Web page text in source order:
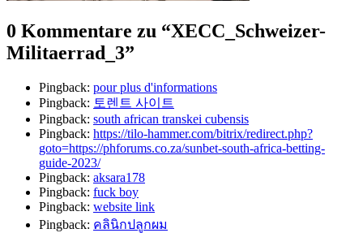
0 Kommentare zu “XECC_Schweizer-
Militaerrad_3”
Pingback: pour plus d'informations
Pingback: 토렌트 사이트
Pingback: south african transkei cubensis​
Pingback: https://tilo-hammer.com/bitrix/redirect.php?
goto=https://phforums.co.za/sunbet-south-africa-betting-
guide-2023/
Pingback: aksara178
Pingback: fuck boy
Pingback: website link
Pingback: คลินิกปลูกผม